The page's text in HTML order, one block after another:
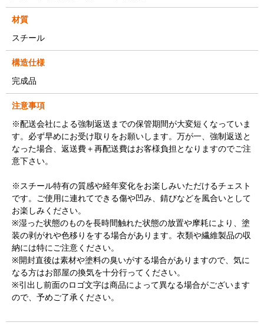
材質
スチール
構造仕様
完成品
注意事項
※配送会社による強制返送までの保管期間が大変短くなっていま
す。必ず早めにお受け取りをお願いします。万が一、強制返送と
なった場合、返送費＋再配送費はお客様負担となりますのでご注
意下さい。
※スチール特有の質感や経年変化をお楽しみいただけるチェスト
です。ご使用に連れてできる傷や凹み、錆びなどを風合いとして
お楽しみください。
※湿った状態のものを長時間触れた状態の放置や摩耗により、塗
装の剥がれや色移りをする場合があります。衣類や繊維製品の収
納には特にご注意ください。
※開封直後は素材や塗料の臭いがする場合がありますので、気に
なる方はお部屋の換気を十分行ってください。
※引出し前面のロゴ文字は商品によって異なる場合がございます
ので、予めご了承ください。